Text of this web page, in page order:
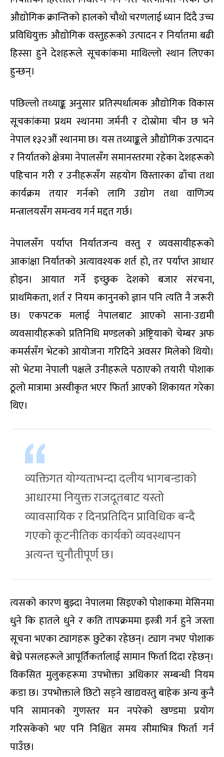
औद्योगिक क्रान्तिको हालको चौथो चरणलाई ध्यान दिंदै उच्च
प्रविधियुक्त औद्योगिक वस्तुहरूको उत्पादन र निर्यातमा बढी
हिस्सा हुने देशहरूले सूचकांकमा माथिल्लो स्थान लिएका
हुन्छन्।
पछिल्लो तथ्याङ्क अनुसार प्रतिस्पर्धात्मक औद्योगिक विकास
सूचकांकमा प्रथम स्थानमा जर्मनी र दोस्रोमा चीन छ भने
नेपाल १३२औं स्थानमा छ। यस तथ्याङ्कले औद्योगिक उत्पादन
र निर्यातको क्षेत्रमा नेपालसँग समानस्तरमा रहेका देशहरूको
पहिचान गरी र उनीहरूसँग सहयोग विस्तारका ढाँचा तथा
कार्यक्रम तयार गर्नको लागि उद्योग तथा वाणिज्य
मन्त्रालयसँग समन्वय गर्न मद्दत गर्छ।
नेपालसँग पर्याप्त निर्यातजन्य वस्तु र व्यवसायीहरूको
आकांक्षा निर्यातको अत्यावश्यक शर्त हो, तर पर्याप्त आधार
होइन। आयात गर्ने इच्छुक देशको बजार संरचना,
प्राथमिकता, शर्त र नियम कानुनको ज्ञान पनि त्यति नै जरूरी
छ। एकपटक मलाई नेपालबाट आएको साना-उद्यमी
व्यवसायीहरूको प्रतिनिधि मण्डलको अष्ट्रियाको चेम्बर अफ
कमर्ससँग भेटको आयोजना गरिदिने अवसर मिलेको थियो।
सो भेटमा नेपाली पक्षले उनीहरूले पठाएको तयारी पोशाक
ठूलो मात्रामा अस्वीकृत भएर फिर्ता आएको शिकायत गरेका
थिए।
व्यक्तिगत योग्यताभन्दा दलीय भागबन्डाको
आधारमा नियुक्त राजदूतबाट यस्तो
व्यावसायिक र दिनप्रतिदिन प्राविधिक बन्दै
गएको कूटनीतिक कार्यको व्यवस्थापन
अत्यन्त चुनौतीपूर्ण छ।
त्यसको कारण बुझ्दा नेपालमा सिइएको पोशाकमा मेसिनमा
धुने कि हातले धुने र कति तापक्रममा इस्त्री गर्न हुने जस्ता
सूचना भएका ट्यागहरू छुटेका रहेछन्। ट्याग नभए पोशाक
बेच्ने पसलहरूले आपूर्तिकर्तालाई सामान फिर्ता दिंदा रहेछन्।
विकसित मुलुकहरूमा उपभोक्ता अधिकार सम्बन्धी नियम
कडा छ। उपभोक्ताले छिटो सड्ने खाद्यवस्तु बाहेक अन्य कुनै
पनि सामानको गुणस्तर मन नपरेको खण्डमा प्रयोग
गरिसकेको भए पनि निश्चित समय सीमाभित्र फिर्ता गर्न
पाउँछ।